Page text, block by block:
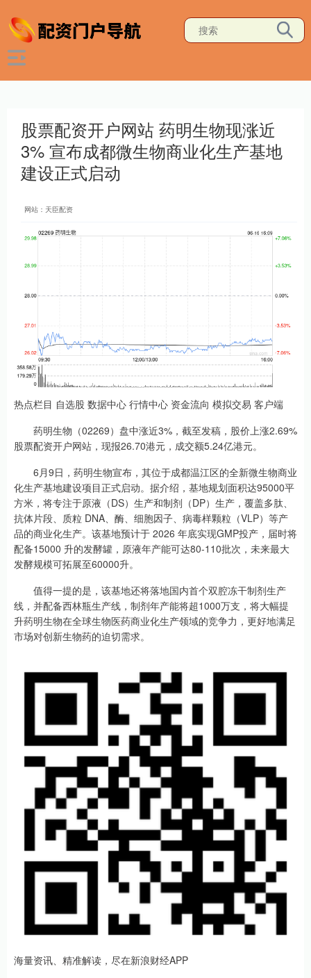
股票配资开户网站 药明生物现涨近
3% 宣布成都微生物商业化生产基地
建设正式启动
网站：天臣配资
热点栏目 自选股 数据中心 行情中心 资金流向 模拟交易 客户端
药明生物（02269）盘中涨近3%，截至发稿，股价上涨2.69%
股票配资开户网站，现报26.70港元，成交额5.24亿港元。
6月9日，药明生物宣布，其位于成都温江区的全新微生物商业
化生产基地建设项目正式启动。据介绍，基地规划面积达95000平
方米，将专注于原液（DS）生产和制剂（DP）生产，覆盖多肽、
抗体片段、质粒 DNA、酶、细胞因子、病毒样颗粒（VLP）等产
品的商业化生产。该基地预计于 2026 年底实现GMP投产，届时将
配备15000 升的发酵罐，原液年产能可达80-110批次，未来最大
发酵规模可拓展至60000升。
值得一提的是，该基地还将落地国内首个双腔冻干制剂生产
线，并配备西林瓶生产线，制剂年产能将超1000万支，将大幅提
升药明生物在全球生物医药商业化生产领域的竞争力，更好地满足
市场对创新生物药的迫切需求。
海量资讯、精准解读，尽在新浪财经APP